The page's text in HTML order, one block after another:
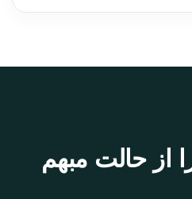
از حالت مبهم